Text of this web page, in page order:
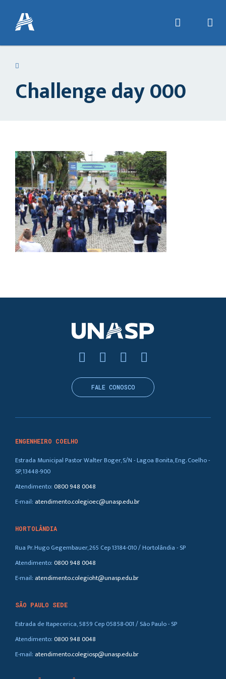
Challenge day 000
ENGENHEIRO COELHO
Estrada Municipal Pastor Walter Boger, S/N - Lagoa Bonita, Eng. Coelho -
SP, 13448-900
Atendimento:0800 948 0048
E-mail: atendimento.colegioec@unasp.edu.br
HORTOLÂNDIA
Rua Pr. Hugo Gegembauer, 265 Cep 13184-010 / Hortolândia - SP
Atendimento:0800 948 0048
E-mail: atendimento.colegioht@unasp.edu.br
SÃO PAULO SEDE
Estrada de Itapecerica, 5859 Cep 05858-001 / São Paulo - SP
Atendimento:0800 948 0048
E-mail: atendimento.colegiosp@unasp.edu.br
FALE CONOSCO